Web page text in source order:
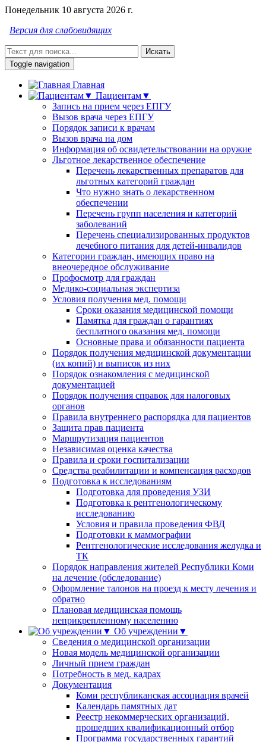
Понедельник 10 августа 2026 г.
Версия для слабовидящих
Искать
Toggle navigation
Главная
Пациентам▼
Запись на прием через ЕПГУ
Вызов врача через ЕПГУ
Порядок записи к врачам
Вызов врача на дом
Информация об освидетельствовании на оружие
Льготное лекарственное обеспечение
Перечень лекарственных препаратов для
льготных категорий граждан
Что нужно знать о лекарственном
обеспечении
Перечень групп населения и категорий
заболеваний
Перечень специализированных продуктов
лечебного питания для детей-инвалидов
Категории граждан, имеющих право на
внеочередное обслуживание
Профосмотр для граждан
Медико-социальная экспертиза
Условия получения мед. помощи
Сроки оказания медицинской помощи
Памятка для граждан о гарантиях
бесплатного оказания мед. помощи
Основные права и обязанности пациента
Порядок получения медицинской документации
(их копий) и выписок из них
Порядок ознакомления с медицинской
документацией
Порядок получения справок для налоговых
органов
Правила внутреннего распорядка для пациентов
Защита прав пациента
Маршрутизация пациентов
Независимая оценка качества
Правила и сроки госпитализации
Средства реабилитации и компенсация расходов
Подготовка к исследованиям
Подготовка для проведения УЗИ
Подготовка к рентгенологическому
исследованию
Условия и правила проведения ФВД
Подготовки к маммографии
Рентгенологические исследования желудка и
ТК
Порядок направления жителей Республики Коми
на лечение (обследование)
Оформление талонов на проезд к месту лечения и
обратно
Плановая медицинская помощь
неприкрепленному населению
Об учреждении▼
Сведения о медицинской организации
Новая модель медицинской организации
Личный прием граждан
Потребность в мед. кадрах
Документация
Коми республиканская ассоциация врачей
Календарь памятных дат
Реестр некоммерческих организаций,
прошедших квалификационный отбор
Программа государственных гарантий